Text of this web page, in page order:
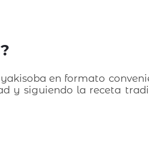
yakisoba en formato
y siguiendo la receta